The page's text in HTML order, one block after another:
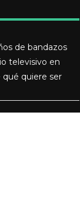
de bandazos
televisivo en
qué quiere ser